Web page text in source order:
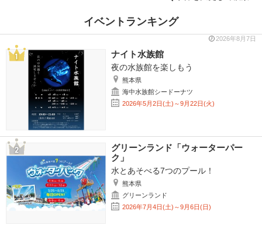
イベントランキング
2026年8月7日
ナイト水族館
夜の水族館を楽しもう
熊本県
海中水族館シードーナツ
2026年5月2日(土)～9月22日(火)
グリーンランド「ウォーターパー
ク」
水とあそべる7つのプール！
熊本県
グリーンランド
2026年7月4日(土)～9月6日(日)